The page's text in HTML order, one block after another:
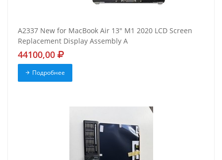
A2337 New for MacBook Air 13" M1 2020 LCD Screen
Replacement Display Assembly A
44100,00
Подробнее